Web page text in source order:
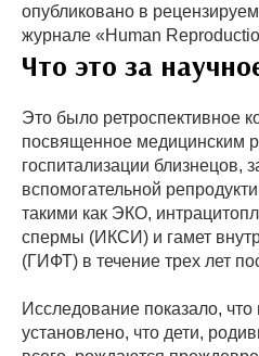
опубликовано в
журнале «Human
Что это за
Это было ретроспективное
посвященное медицинским
госпитализации близнецов,
вспомогательной
такими как ЭКО,
спермы (ИКСИ) и гамет
(ГИФТ) в течение трех лет
Исследование показало,
установлено, что дети,